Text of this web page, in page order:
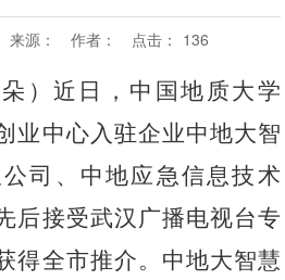
来源： 作者： 点击： 136
）近日，中国地质大学
业中心入驻企业中地大智
司、中地应急信息技术
后接受武汉 广播电视台专
得全市推介。 中地大智慧